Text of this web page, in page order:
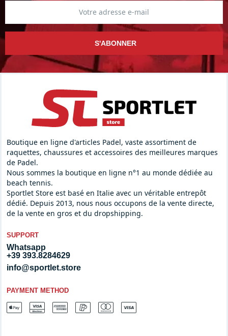
S'ABONNER
Boutique en ligne d'articles Padel, vaste assortiment de
raquettes, chaussures et accessoires des meilleures marques
de Padel.
Nous sommes la boutique en ligne n°1 au monde dédiée au
beach tennis.
Sportlet Store est basé en Italie avec un véritable entrepôt
dédié. Depuis 2013, nous nous occupons de la vente directe,
de la vente en gros et du dropshipping.
SUPPORT
Whatsapp
+39 393.8284629
info@sportlet.store
PAYMENT METHOD